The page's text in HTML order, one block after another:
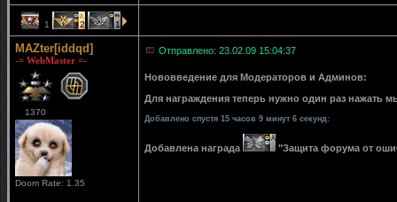
1 2 1
MAZter[iddqd]
-= WebMaster =-
1370
Doom Rate: 1.35
Отправлено: 23.02.09 15:04:37
Нововведение для Модераторов и Админов:
Для награждения теперь нужно один раз нажать
Добавлено спустя 15 часов 9 минут 6 секунд:
Добавлена награда "Защита форума от